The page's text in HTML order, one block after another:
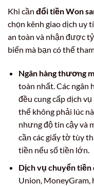
Khi cần đổi tiền Won
chọn kênh giao dịch uy
an toàn và nhận được
biến mà bạn có thể
Ngân hàng thương
toàn nhất. Các ngân
đều cung cấp dịch vụ
thể không phải lúc
nhưng độ tin cậy và
cần các giấy tờ tùy
tiền nếu số tiền lớn.
Dịch vụ chuyển tiền
Union, MoneyGram,